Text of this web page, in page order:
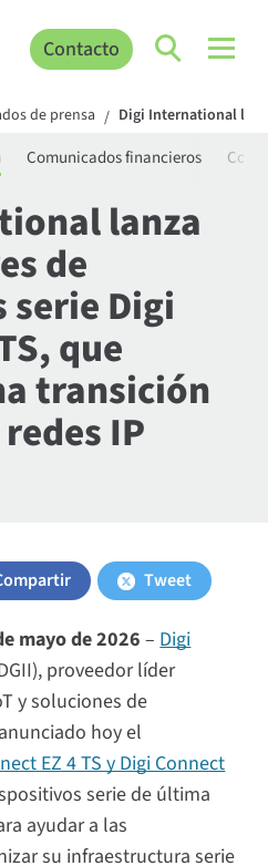
Contacto
de prensa / Digi International
Comunicados financieros
lanza
de
Digi
que
transición
IP
Tweet
mayo de 2026 –Digi
proveedor líder
y soluciones de
hoy el
EZ 4 TS y Digi Connect
serie de última
ayudar a las
su infraestructura serie